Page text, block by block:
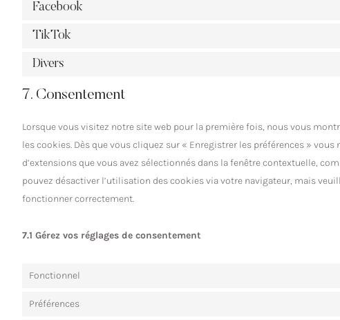
Facebook
TikTok
Divers
7. Consentement
Lorsque vous visitez notre site web pour la première fois, nous vous
les cookies. Dès que vous cliquez sur « Enregistrer les préférences »
d’extensions que vous avez sélectionnés dans la fenêtre contextuelle,
pouvez désactiver l’utilisation des cookies via votre navigateur, mais
fonctionner correctement.
7.1 Gérez vos réglages de consentement
Fonctionnel
Préférences